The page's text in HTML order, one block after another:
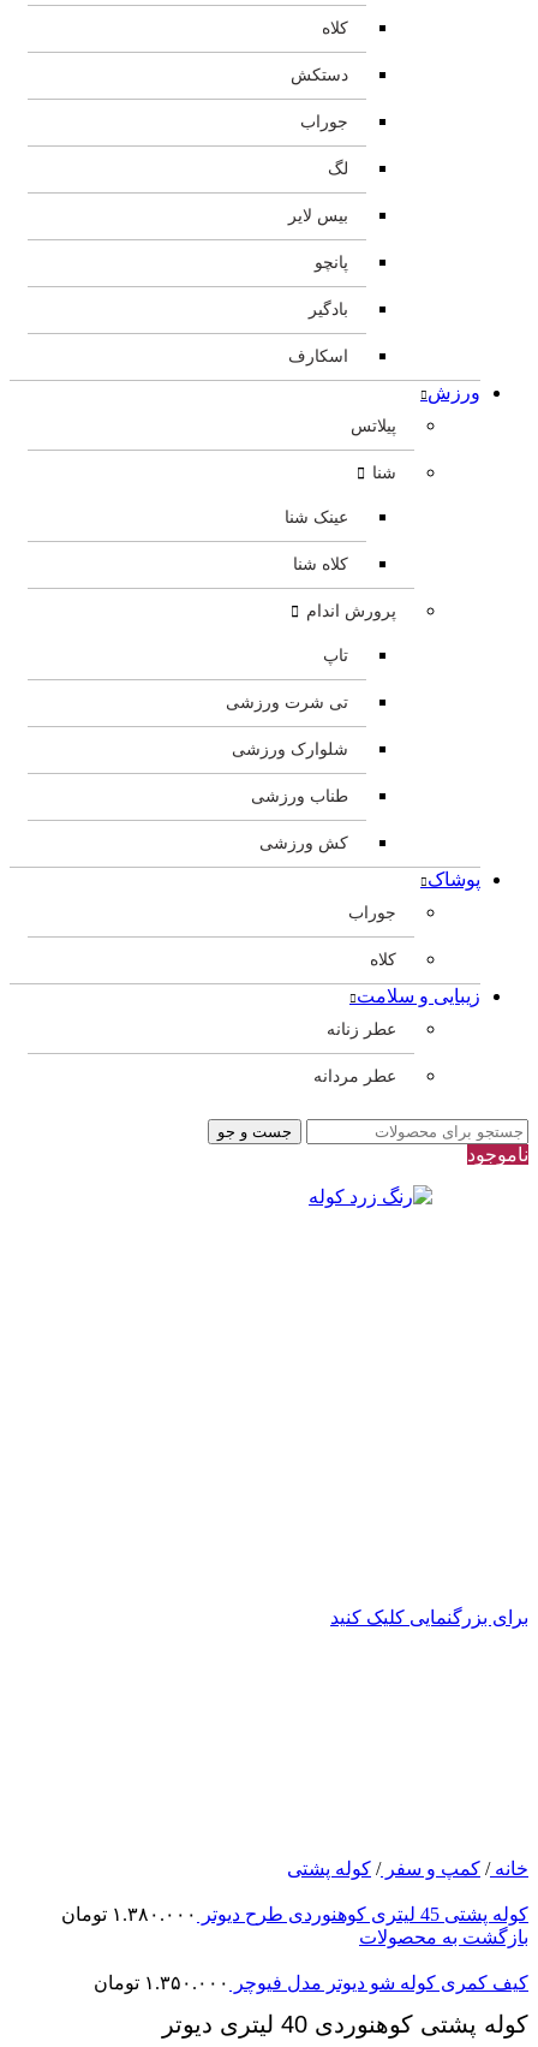
کلاه
دستکش
جوراب
لگ
بیس لایر
پانچو
بادگیر
اسکارف
ورزش
پیلاتس
شنا
عینک شنا
کلاه شنا
پرورش اندام
تاپ
تی شرت ورزشی
شلوارک ورزشی
طناب ورزشی
کش ورزشی
پوشاک
جوراب
کلاه
زیبایی و سلامت
عطر زنانه
عطر مردانه
جست و جو
ناموجود
برای بزرگنمایی کلیک کنید
خانه/ کمپ و سفر/ کوله پشتی
کوله پشتی 45 لیتری کوهنوردی طرح دیوتر ۱.۳۸۰.۰۰۰ تومان
بازگشت به محصولات
کیف کمری کوله شو دیوتر مدل فیوچر ۱.۳۵۰.۰۰۰ تومان
کوله پشتی کوهنوردی 40 لیتری دیوتر